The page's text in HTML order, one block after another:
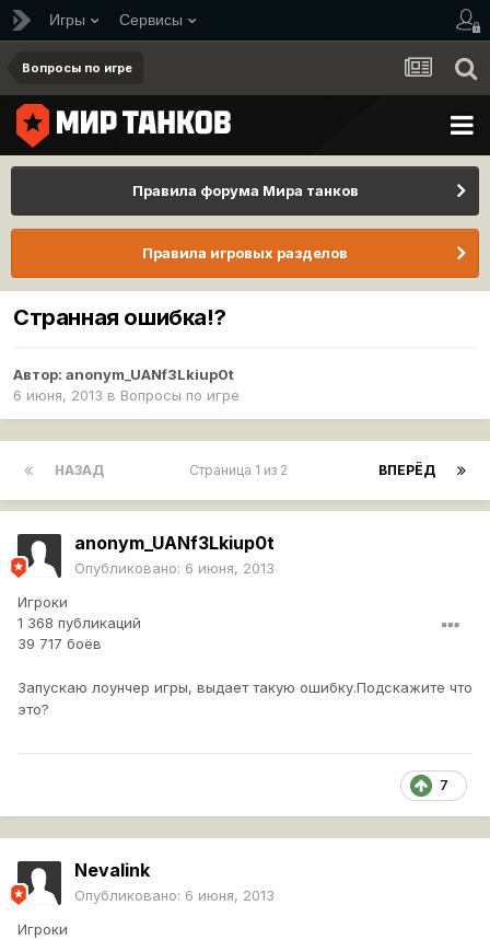
Игры Сервисы
Вопросы по игре
Правила форума Мира танков
Правила игровых разделов
Странная ошибка!?
Автор: anonym_UANf3Lkiup0t
6 июня, 2013 в Вопросы по игре
НАЗАД ВПЕРЁД
Страница 1 из 2
anonym_UANf3Lkiup0t
Опубликовано: 6 июня, 2013
Игроки
1 368 публикаций
39 717 боёв
Запускаю лоунчер игры, выдает такую ошибку.Подскажите что
это?
7
Nevalink
Опубликовано: 6 июня, 2013
Игроки